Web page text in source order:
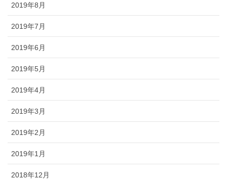
2019年8月
2019年7月
2019年6月
2019年5月
2019年4月
2019年3月
2019年2月
2019年1月
2018年12月